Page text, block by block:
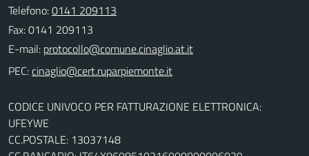
Telefono:0141 209113
Fax: 0141 209113
E-mail:
PEC:
CODICE UNIVOCO PER FATTURAZIONE ELETTRONICA:
UFEYWE
CC.POSTALE: 13037148